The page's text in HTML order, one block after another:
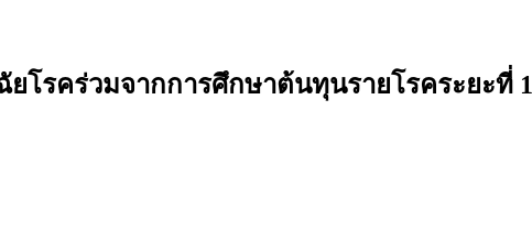
โรคร่วมจากการศึกษาต้นทุนรายโรคระยะที่ 1